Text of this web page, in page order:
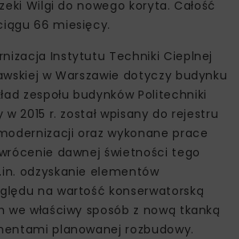
Wilgi do nowego koryta. Całość
66 miesięcy.
Instytutu Techniki Cieplnej
w Warszawie dotyczy budynku
zespołu budynków Politechniki
w 2015 r. został wpisany do rejestru
oraz wykonane prace
dawnej świetności tego
odzyskanie elementów
na wartość konserwatorską
we właściwy sposób z nową tkanką
planowanej rozbudowy.